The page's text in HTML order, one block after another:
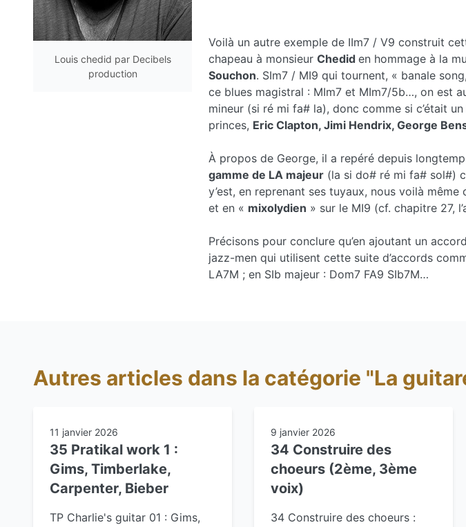
Louis chedid par Decibels
production
Voilà un autre exemple de IIm7 / V9 construit
chapeau à monsieurChediden hommage à la
Souchon. SIm7 / MI9 qui tournent, « banale
ce blues magistral : MIm7 et MIm7/5b…, on est
mineur (si ré mi fa# la), donc comme si c’était
princes, Eric Clapton, Jimi Hendrix, George
À propos de George, il a repéré depuis
gamme de LA majeur (la si do# ré mi fa# sol#)
y’est, en reprenant ses tuyaux, nous voilà
et en « mixolydien » sur le MI9 (cf. chapitre 27,
Précisons pour conclure qu’en ajoutant un
jazz-men qui utilisent cette suite d’accords
LA7M ; en SIb majeur : Dom7 FA9 SIb7M…
Autres articles dans la catégorie "La
11 janvier 2026
35 Pratikal work 1 :
Gims, Timberlake,
Carpenter, Bieber
TP Charlie's guitar 01 : Gims,
9 janvier 2026
34 Construire des
choeurs (2ème, 3ème
voix)
34 Construire des choeurs :